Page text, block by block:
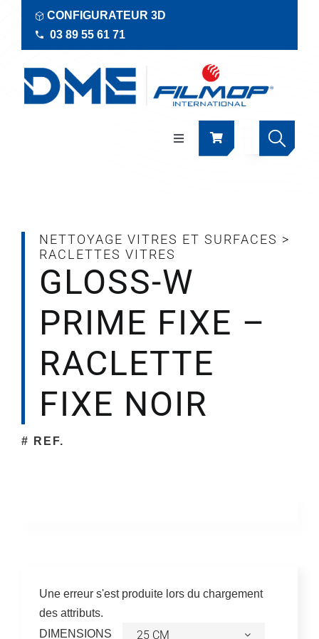
contenu
CONFIGURATEUR 3D
03 89 55 61 71
Navigation
Documentations
Société
NETTOYAGE VITRES ET SURFACES >
RACLETTES VITRES
GLOSS-W
PRIME FIXE –
RACLETTE
FIXE NOIR
# REF.
Une erreur s'est produite lors du chargement
des attributs.
DIMENSIONS